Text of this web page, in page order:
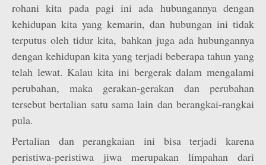
rohani kita pada pagi ini ada hubungannya dengan
kehidupan kita yang kemarin, dan hubungan ini tidak
terputus oleh tidur kita, bahkan juga ada hubungannya
dengan kehidupan kita yang terjadi beberapa tahun yang
telah lewat. Kalau kita ini bergerak dalam mengalami
perubahan, maka gerakan-gerakan dan perubahan
tersebut bertalian satu sama lain dan berangkai-rangkai
pula.
Pertalian dan perangkaian ini bisa terjadi karena
peristiwa-peristiwa jiwa merupakan limpahan dari